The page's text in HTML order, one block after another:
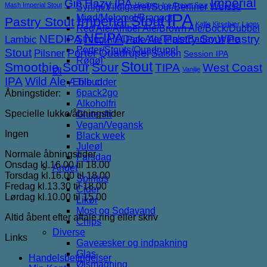
Syrligt/Vildtgæret/Sour/Berliner Weisse
Mjød/Melomel/Braggot
Red Ale/Amber Ale/Brown Ale/Bock/Dubbel
Strong Ale/Dark Ale/Triple/Barley Wine
Porter/Stouts/Quadrupel
Røgøl
Øl
Tilbud
6pack2go
Alkoholfri
Glutenfri
Vegan/Vegansk
Black week
Juleøl
Farsdag
Andet
Spiritus
Cider
Likør
Most og Sodavand
Chips
Diverse
Gaveæsker og indpakning
Glas
Ølsmagning
Mash Imperial Stout GinHazy IPA Hindbær Ice Cream Sour
Pastry StoutImperial StoutIPA Kaffe Kirsebær Lager
Lambic NEDIPANEIPA Pale Ale Pastry SourPastry
Stout Pilsner Porter Quadrupel Saison Session IPA
Smoothie SourSour StoutTIPA Vanilje West Coast
IPA Wild Ale Æble cider
Åbningstider:
Specielle lukke/åbningstider
Ingen
Normale åbningstider
Onsdag kl.16.00 til 18.00
Torsdag kl.16.00 til 18.00
Fredag kl.13.30 til 18.00
Lørdag kl.10.00 til 15.00
Altid åbent efter aftale ring eller skriv
Links
Handelsbetingelser